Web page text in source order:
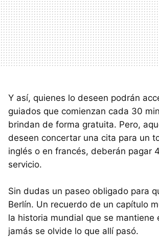
Y así, quienes lo deseen podrán
guiados que comienzan cada 30
brindan de forma gratuita. Pero,
deseen concertar una cita para un
inglés o en francés, deberán pagar
servicio.
Sin dudas un paseo obligado para
Berlín. Un recuerdo de un capítulo
la historia mundial que se mantiene
jamás se olvide lo que allí pasó.